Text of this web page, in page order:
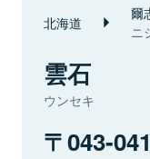
北海道 爾
ニ
雲石
ウンセキ
043-